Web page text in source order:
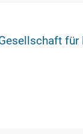
Naturforschung, 2342 -